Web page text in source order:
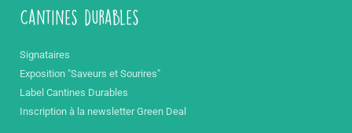
Cantines durables
Signataires
Exposition "Saveurs et Sourires"
Label Cantines Durables
Inscription à la newsletter Green Deal